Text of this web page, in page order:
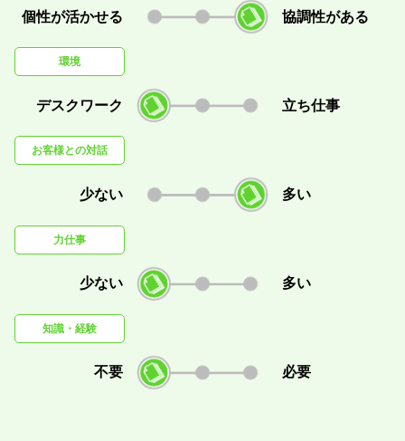
個性が活かせる 協調性がある
環境
デスクワーク 立ち仕事
お客様との対話
少ない 多い
力仕事
少ない 多い
知識・経験
不要 必要